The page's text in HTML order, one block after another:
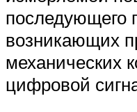
последующего
возникающих
механических
цифровой